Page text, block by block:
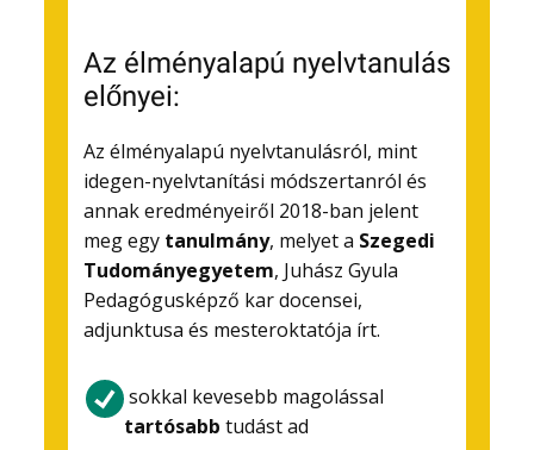
Az élményalapú nyelvtanulás
előnyei:
Az élményalapú nyelvtanulásról, mint
idegen-nyelvtanítási módszertanról és
annak eredményeiről 2018-ban jelent
meg egy tanulmány, melyet a Szegedi
Tudományegyetem, Juhász Gyula
Pedagógusképző kar docensei,
adjunktusa és mesteroktatója írt.
sokkal kevesebb magolással
tartósabb tudást ad